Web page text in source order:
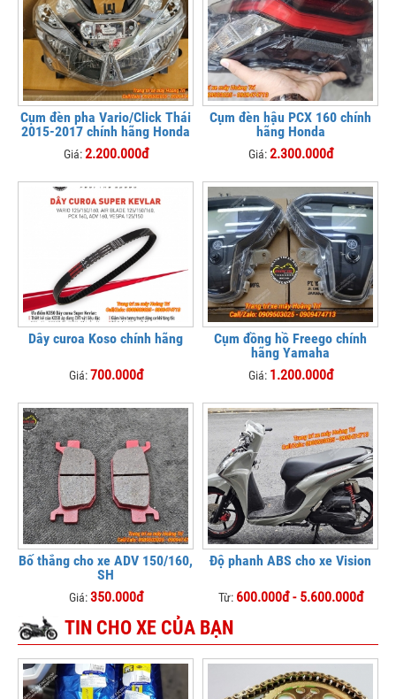
Cụm đèn pha Vario/Click Thái
2015-2017 chính hãng Honda
Giá:2.200.000đ
Cụm đèn hậu PCX 160 chính
hãng Honda
Giá:2.300.000đ
Dây curoa Koso chính hãng
Giá:700.000đ
Cụm đồng hồ Freego chính
hãng Yamaha
Giá: 1.200.000đ
Bố thắng cho xe ADV 150/160,
SH
Giá:350.000đ
Độ phanh ABS cho xe Vision
Từ: 600.000đ - 5.600.000đ
TIN CHO XE CỦA BẠN